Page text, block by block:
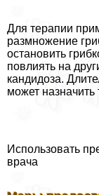
Для терапии
размножение
остановить
повлиять на
кандидоза.
может назначить
Использовать
врача